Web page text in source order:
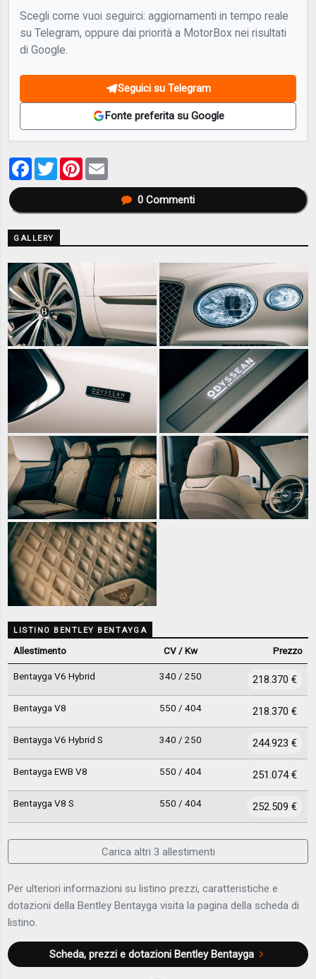
Scegli come vuoi seguirci: aggiornamenti in tempo reale
su Telegram, oppure dai priorità a MotorBox nei risultati
di Google.
Seguici su Telegram
Fonte preferita su Google
Facebook
TwitterPinterest
0Commenti
GALLERY
LISTINO BENTLEY BENTAYGA
Allestimento CV / Kw Prezzo
Bentayga V6 Hybrid 340 / 250 218.370 €
Bentayga V8 550 / 404 218.370 €
Bentayga V6 Hybrid S 340 / 250 244.923 €
Bentayga EWB V8 550 / 404 251.074 €
Bentayga V8 S 550 / 404 252.509 €
Carica altri 3 allestimenti
Per ulteriori informazioni su listino prezzi, caratteristiche e
dotazioni della Bentley Bentayga visita la pagina della scheda di
listino.
Scheda, prezzi e dotazioni Bentley Bentayga